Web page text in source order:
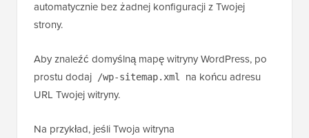
automatycznie bez żadnej konfiguracji z Twojej
strony.
Aby znaleźć domyślną mapę witryny WordPress, po
prostu dodaj /wp-sitemap.xml
na końcu adresu
URL Twojej witryny.
Na przykład, jeśli Twoja witryna